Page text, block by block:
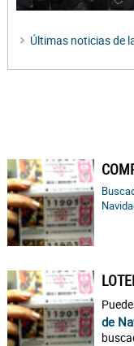
Últimas noticias de
de